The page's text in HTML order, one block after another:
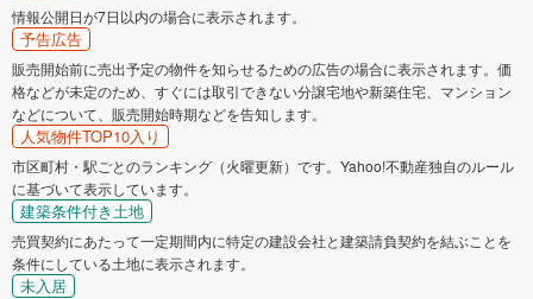
情報公開日が7日以内の場合に表示されます。
予告広告
販売開始前に売出予定の物件を知らせるための広告の場合に表示されます。価
格などが未定のため、すぐには取引できない分譲宅地や新築住宅、マンション
などについて、販売開始時期などを告知します。
人気物件TOP10入り
市区町村・駅ごとのランキング（火曜更新）です。Yahoo!不動産独自のルール
に基づいて表示しています。
建築条件付き土地
売買契約にあたって一定期間内に特定の建設会社と建築請負契約を結ぶことを
条件にしている土地に表示されます。
未入居